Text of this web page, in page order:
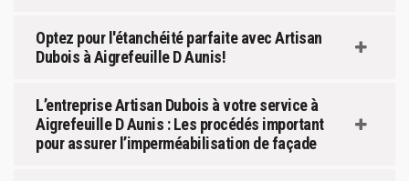
Optez pour l'étanchéité parfaite avec Artisan
Dubois à Aigrefeuille D Aunis!
L’entreprise Artisan Dubois à votre service à
Aigrefeuille D Aunis : Les procédés important
pour assurer l’imperméabilisation de façade